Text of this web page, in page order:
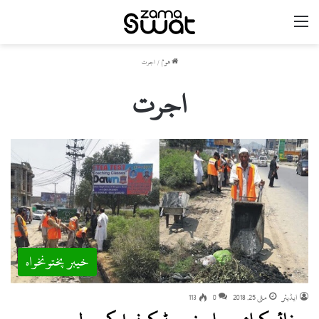
ھوم / اجرت
اجرت
خیبر پختونخواہ
ایڈیٹر مئی 25, 2018 0
113